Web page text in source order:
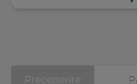
Pagina
Precedente